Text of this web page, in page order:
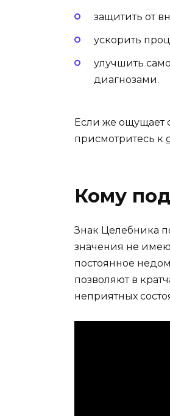
защитить от
ускорить
улучшить
диагнозами.
Если же ощущает
присмотритесь к
Кому
Знак Целебника
значения не
постоянное
позволяют в
неприятных